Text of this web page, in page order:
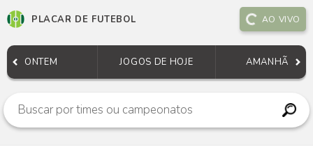
PLACAR DE FUTEBOL AO VIVO
ONTEM JOGOS DE HOJE AMANHÃ